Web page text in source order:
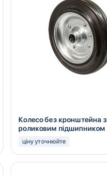
Колесо без кронштейна з
роликовим підшипником
ціну уточнюйте